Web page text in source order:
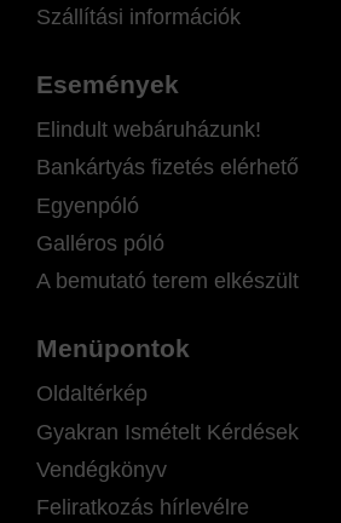
Szállítási információk
Események
Elindult webáruházunk!
Bankártyás fizetés elérhető
Egyenpóló
Galléros póló
A bemutató terem elkészült
Menüpontok
Oldaltérkép
Gyakran Ismételt Kérdések
Vendégkönyv
Feliratkozás hírlevélre